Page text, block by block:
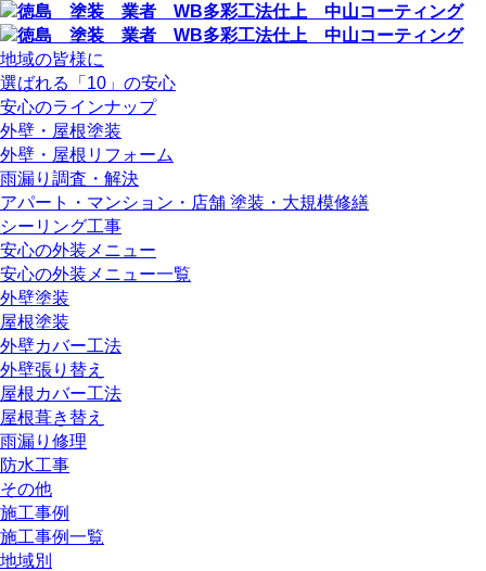
地域の皆様に
選ばれる「10」の安心
安心のラインナップ
外壁・屋根塗装
外壁・屋根リフォーム
雨漏り調査・解決
アパート・マンション・店舗 塗装・大規模修繕
シーリング工事
安心の外装メニュー
安心の外装メニュー一覧
外壁塗装
屋根塗装
外壁カバー工法
外壁張り替え
屋根カバー工法
屋根葺き替え
雨漏り修理
防水工事
その他
施工事例
施工事例一覧
地域別